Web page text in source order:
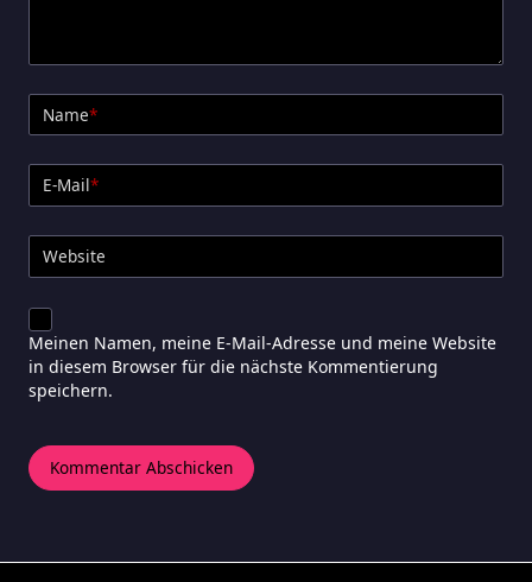
Name*
E-Mail*
Website
Meinen Namen, meine E-Mail-Adresse und meine Website
in diesem Browser für die nächste Kommentierung
speichern.